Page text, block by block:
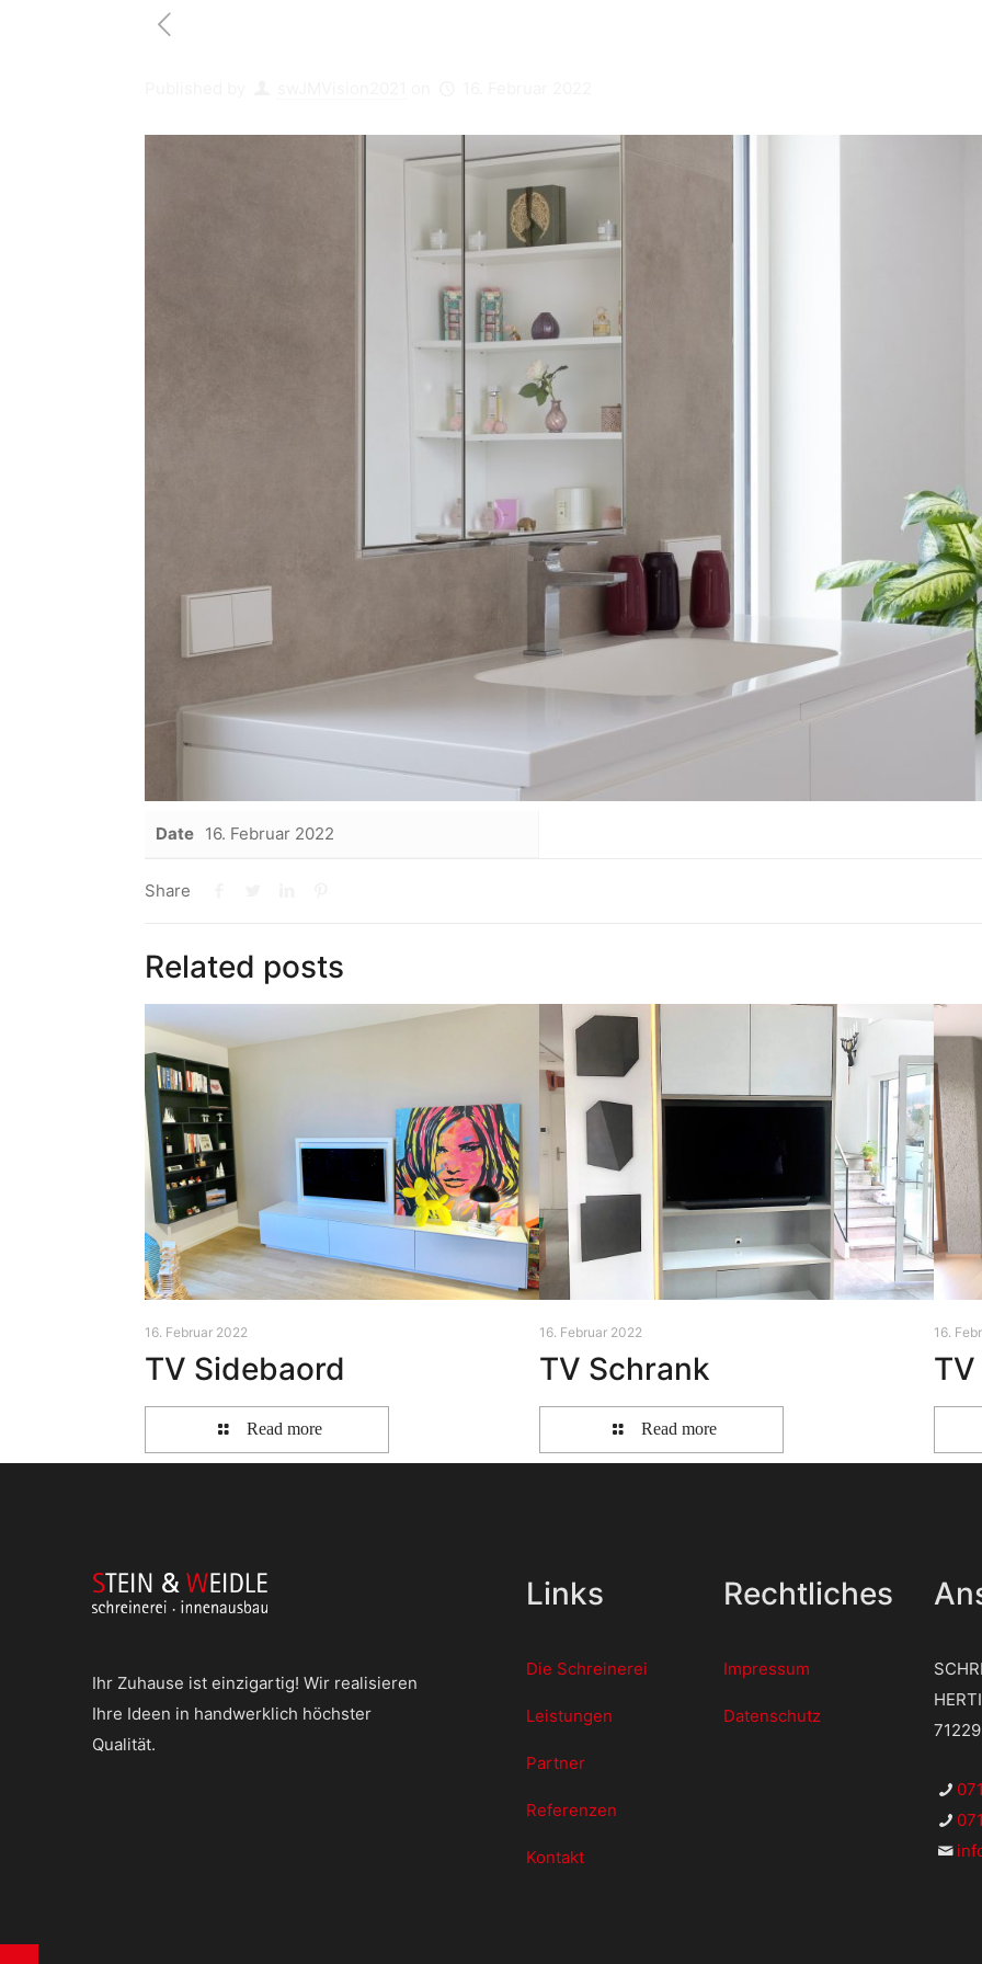
Date 16. Februar 2022
Share
Related posts
16. Februar 2022
TV Sidebaord
Read more
16. Februar 2022
TV Schrank
Read more
16.
Ihr Zuhause ist einzigartig! Wir realisieren
Ihre Ideen in handwerklich höchster
Qualität.
Links
Die Schreinerei
Leistungen
Partner
Referenzen
Kontakt
Rechtliches
Impressum
Datenschutz